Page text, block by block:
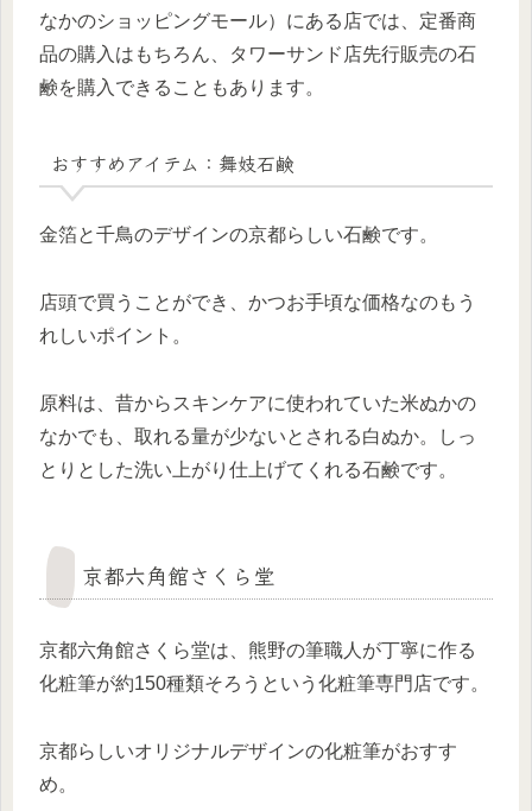
なかのショッピングモール）にある店では、定番商
品の購入はもちろん、タワーサンド店先行販売の石
鹸を購入できることもあります。
おすすめアイテム：舞妓石鹸
金箔と千鳥のデザインの京都らしい石鹸です。
店頭で買うことができ、かつお手頃な価格なのもう
れしいポイント。
原料は、昔からスキンケアに使われていた米ぬかの
なかでも、取れる量が少ないとされる白ぬか。しっ
とりとした洗い上がり仕上げてくれる石鹸です。
京都六角館さくら堂
京都六角館さくら堂は、熊野の筆職人が丁寧に作る
化粧筆が約150種類そろうという化粧筆専門店です。
京都らしいオリジナルデザインの化粧筆がおすす
め。